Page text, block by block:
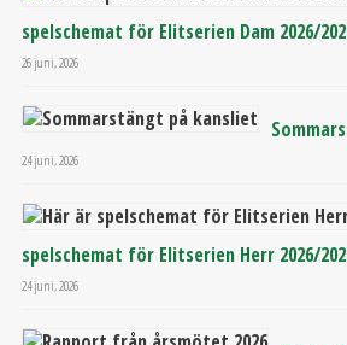
spelschemat för Elitserien Dam 2026/
26 juni, 2026
24 juni, 2026
spelschemat för Elitserien Herr 2026/
24 juni, 2026